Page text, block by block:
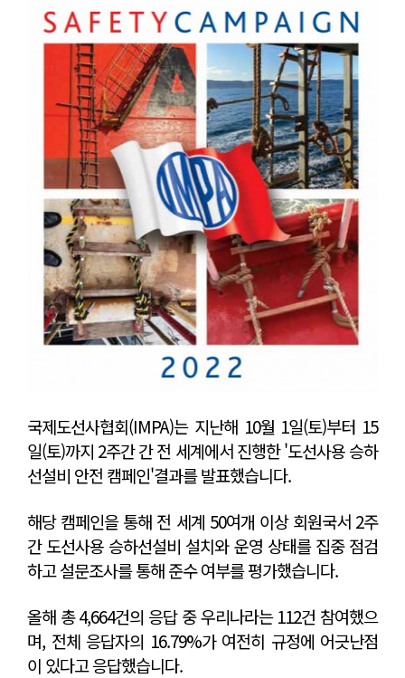
국제도선사협회(IMPA)는 지난해 10월 1일(토)부터 15
일(토)까지 2주간 간 전 세계에서 진행한 '도선사용 승하
선설비 안전 캠페인'결과를 발표했습니다.
해당 캠페인을 통해 전 세계 50여개 이상 회원국서 2주
간 도선사용 승하선설비 설치와 운영 상태를 집중 점검
하고 설문조사를 통해 준수 여부를 평가했습니다.
올해 총 4,664건의 응답 중 우리나라는 112건 참여했으
며, 전체 응답자의 16.79%가 여전히 규정에 어긋난점
이 있다고 응답했습니다.